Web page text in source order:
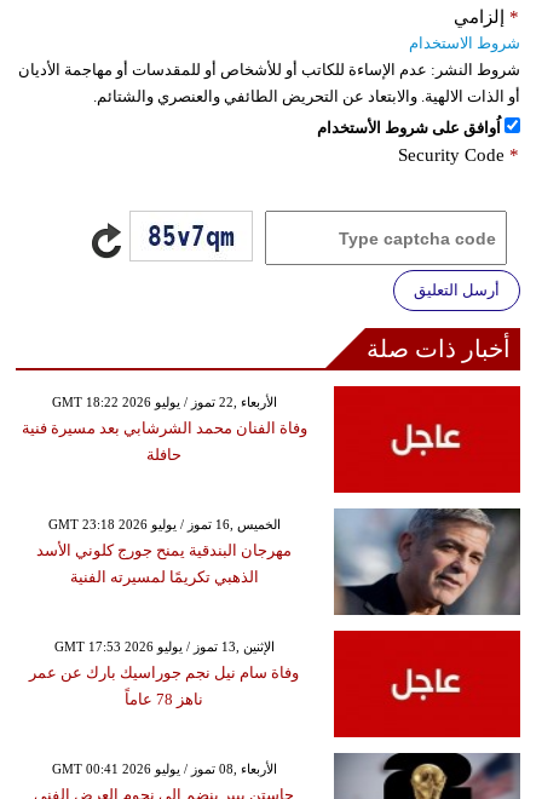
إلزامي *
شروط الاستخدام
شروط النشر: عدم الإساءة للكاتب أو للأشخاص أو للمقدسات أو مهاجمة الأديان
أو الذات الالهية. والابتعاد عن التحريض الطائفي والعنصري والشتائم.
اُوافق على شروط الأستخدام
Security Code *
أرسل التعليق
أخبار ذات صلة
GMT 18:22 2026 الأربعاء ,22 تموز / يوليو
وفاة الفنان محمد الشرشابي بعد مسيرة فنية
حافلة
GMT 23:18 2026 الخميس ,16 تموز / يوليو
مهرجان البندقية يمنح جورج كلوني الأسد
الذهبي تكريمًا لمسيرته الفنية
GMT 17:53 2026 الإثنين ,13 تموز / يوليو
وفاة سام نيل نجم جوراسيك بارك عن عمر
ناهز 78 عاماً
GMT 00:41 2026 الأربعاء ,08 تموز / يوليو
جاستن بيبر ينضم إلى نجوم العرض الفني